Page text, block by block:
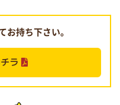
お持ち下さい。
ラ